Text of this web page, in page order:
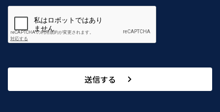
送信する